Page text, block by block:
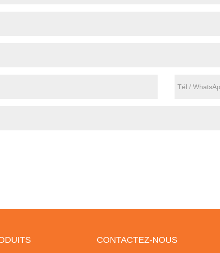
CONTACTEZ-NOUS